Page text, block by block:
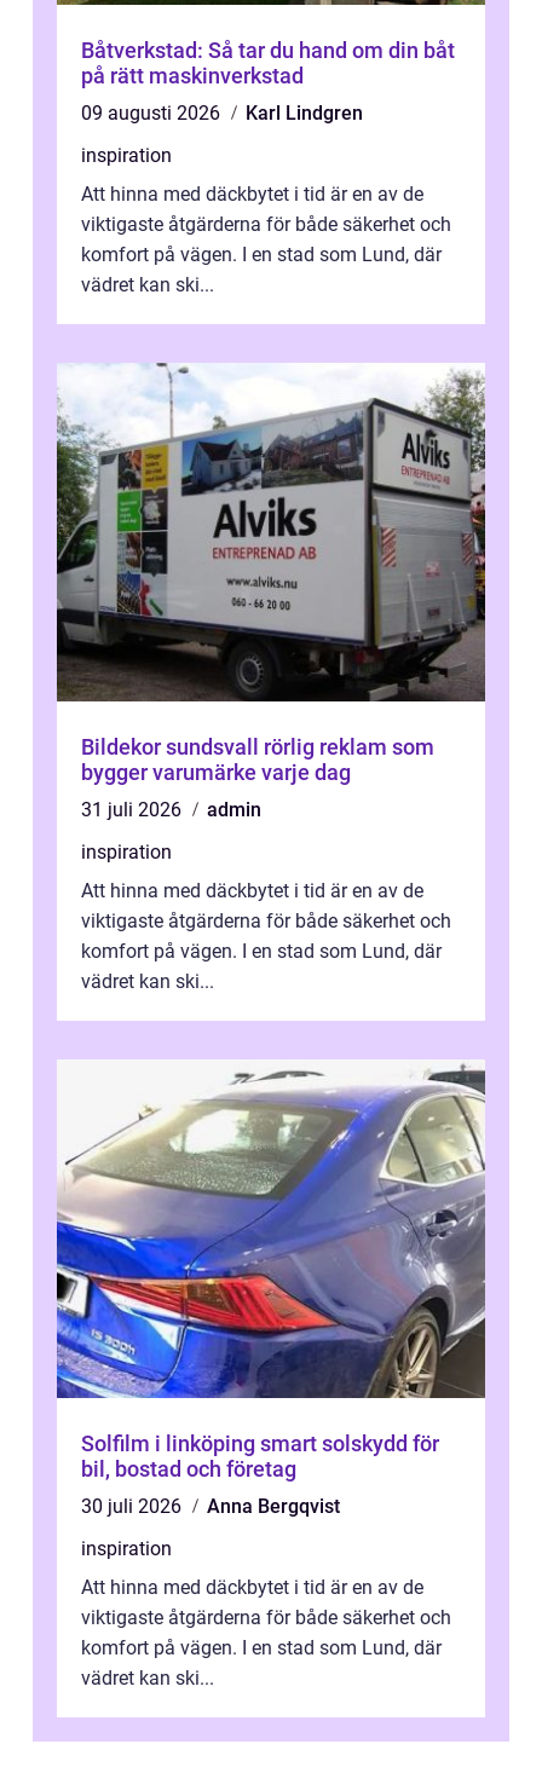
Båtverkstad: Så tar du hand om din båt
på rätt maskinverkstad
09 augusti 2026
Karl Lindgren
inspiration
Att hinna med däckbytet i tid är en av de
viktigaste åtgärderna för både säkerhet och
komfort på vägen. I en stad som Lund, där
vädret kan ski...
Bildekor sundsvall rörlig reklam som
bygger varumärke varje dag
31 juli 2026
admin
inspiration
Att hinna med däckbytet i tid är en av de
viktigaste åtgärderna för både säkerhet och
komfort på vägen. I en stad som Lund, där
vädret kan ski...
Solfilm i linköping smart solskydd för
bil, bostad och företag
30 juli 2026
Anna Bergqvist
inspiration
Att hinna med däckbytet i tid är en av de
viktigaste åtgärderna för både säkerhet och
komfort på vägen. I en stad som Lund, där
vädret kan ski...